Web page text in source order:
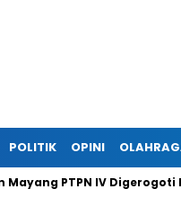
POLITIK OPINI
PTPN IV Digerogoti